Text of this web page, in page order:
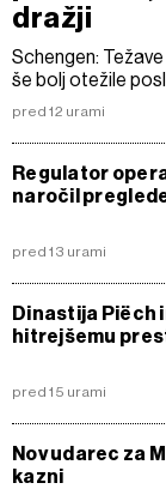
dražji
Schengen:
še bolj otežile
pred 12 urami
Regulator
naročil
pred 13 urami
Dinastija Piëch
hitrejšemu
pred 15 urami
Nov udarec za
kazni